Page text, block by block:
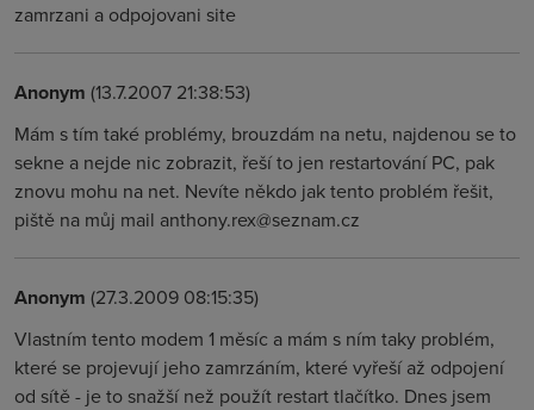
zamrzani a odpojovani site
Anonym (13.7.2007 21:38:53)
Mám s tím také problémy, brouzdám na netu, najdenou se to
sekne a nejde nic zobrazit, řeší to jen restartování PC, pak
znovu mohu na net. Nevíte někdo jak tento problém řešit,
piště na můj mail anthony.rex@seznam.cz
Anonym (27.3.2009 08:15:35)
Vlastním tento modem 1 měsíc a mám s ním taky problém,
které se projevují jeho zamrzáním, které vyřeší až odpojení
od sítě - je to snažší než použít restart tlačítko. Dnes jsem